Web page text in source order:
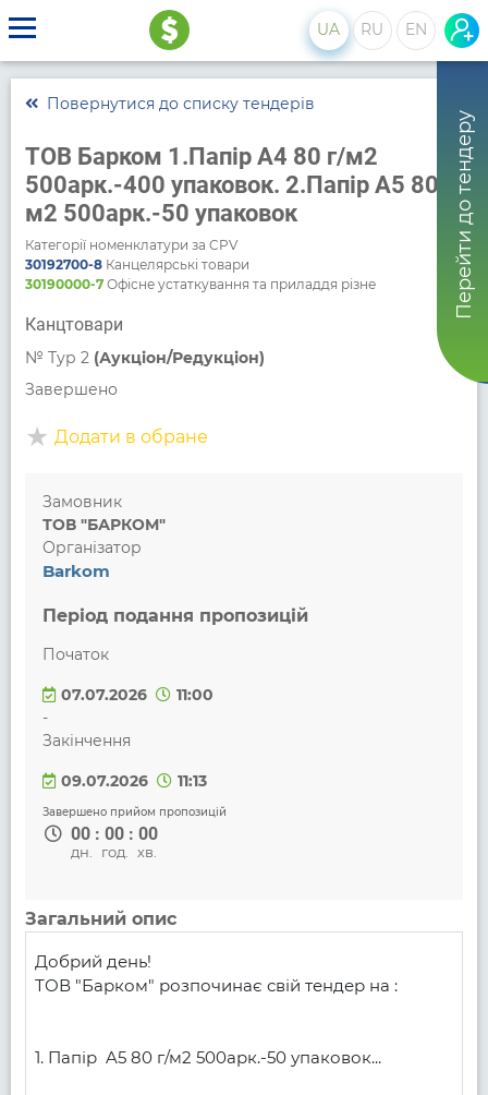
UA RU EN
Перейти до тендеру
Повернутися до списку тендерів
ТОВ Барком 1.Папір A4 80 г/м2
500арк.-400 упаковок. 2.Папір A5 80 г/
м2 500арк.-50 упаковок
Категорії номенклатури за CPV
30192700-8Канцелярські товари
30190000-7Офісне устаткування та приладдя різне
Канцтовари
№ Тур 2 (Аукціон/Редукціон)
Завершено
Додати в обране
Замовник
ТОВ "БАРКОМ"
Організатор
Barkom
Період подання пропозицій
Початок
07.07.2026
11:00
-
Закінчення
09.07.2026 11:13
Завершено прийом пропозицій
00 : 00 : 00
дн. год. хв.
Загальний опис
Добрий день!
ТОВ "Барком" розпочинає свій тендер на :
1. Папір  A5 80 г/м2 500арк.-50 упаковок...